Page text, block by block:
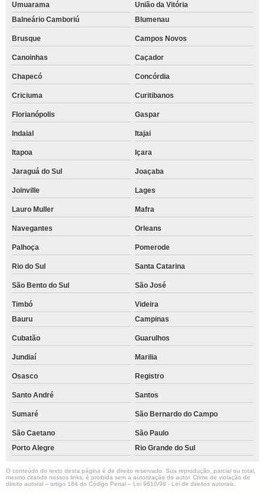
Umuarama
União da Vitória
Balneário Camboriú
Blumenau
Brusque Campos Novos
Canoinhas Caçador
Chapecó Concórdia
Criciuma Curitibanos
Florianópolis Gaspar
Indaial Itajai
Itapoa Içara
Jaraguá do Sul Joaçaba
Joinville Lages
Lauro Muller Mafra
Navegantes Orleans
Palhoça Pomerode
Rio do Sul Santa Catarina
São Bento do Sul São José
Timbó
Videira
Bauru
Campinas
Cubatão Guarulhos
Jundiaí Marilia
Osasco Registro
Santo André Santos
Sumaré São Bernardo do Campo
São Caetano
São Paulo
Porto Alegre
Rio Grande do Sul
O conteúdo do texto desta página é de direito reservado. Sua reprodução, parcial ou total,
mesmo citando nossos links, é proibida sem a autorização do autor. Crime de violação de
direito autoral – artigo 184 do Código Penal – Lei 9610/98 - Lei de direitos autorais